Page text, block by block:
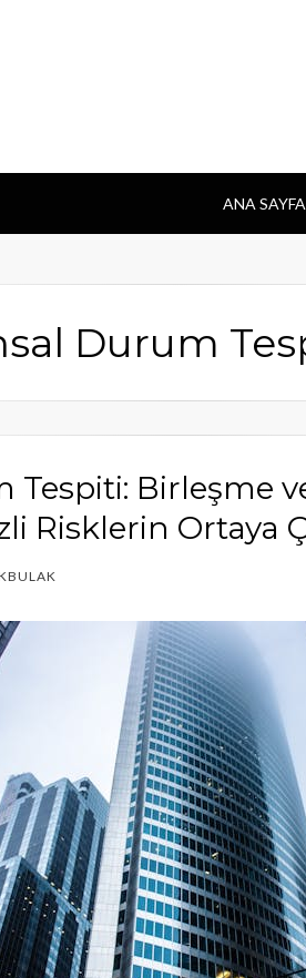
ANA SAYFA
Durum
Tespiti: Birleşme
Risklerin Ortaya